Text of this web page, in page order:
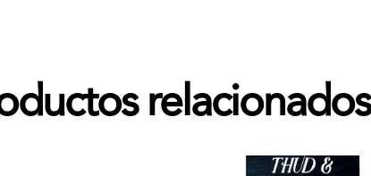
relacionados